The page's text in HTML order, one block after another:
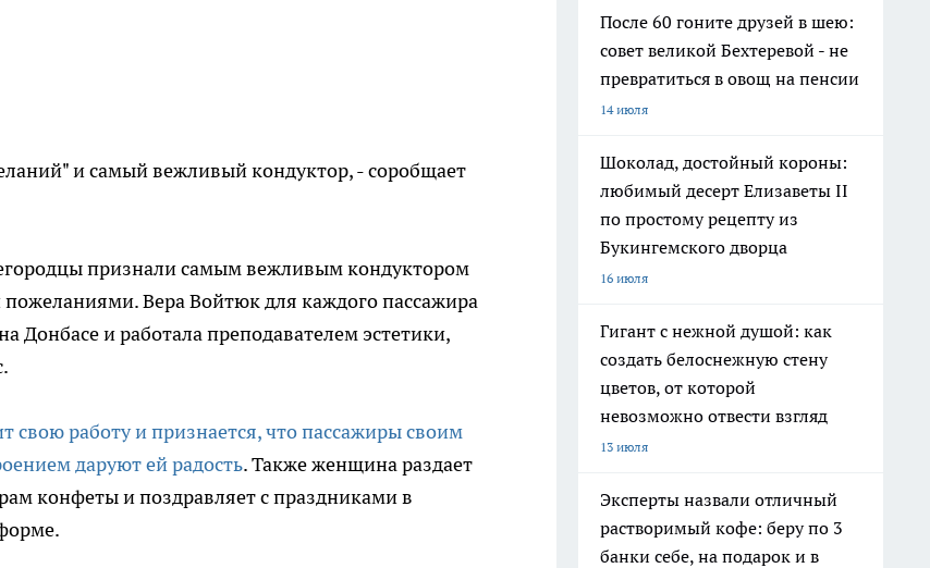
и самый вежливый кондуктор, - соробщает
признали самым вежливым кондуктором
Вера Войтюк для каждого пассажира
Донбасе и работала преподавателем эстетики,
работу и признается, что пассажиры своим
даруют ей радость. Также женщина раздает
конфеты и поздравляет с праздниками в
После 60 гоните друзей в шею:
совет великой Бехтеревой - не
превратиться в овощ на пенсии
14 июля
Шоколад, достойный короны:
любимый десерт Елизаветы II
по простому рецепту из
Букингемского дворца
16 июля
Гигант с нежной душой: как
создать белоснежную стену
цветов, от которой
невозможно отвести взгляд
13 июля
Эксперты назвали отличный
растворимый кофе: беру по 3
банки себе, на подарок и в